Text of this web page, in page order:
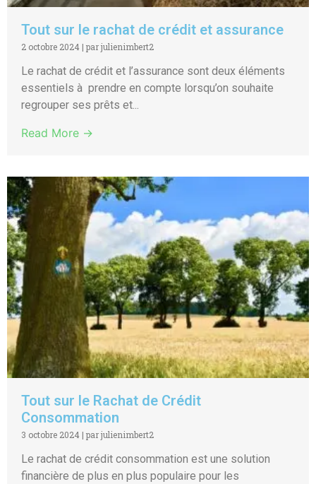
Tout sur le rachat de crédit et assurance
2 octobre 2024 | par julienimbert2
Le rachat de crédit et l’assurance sont deux éléments
essentiels à prendre en compte lorsqu’on souhaite
regrouper ses prêts et...
Read More →
Tout sur le Rachat de Crédit
Consommation
3 octobre 2024 | par julienimbert2
Le rachat de crédit consommation est une solution
financière de plus en plus populaire pour les